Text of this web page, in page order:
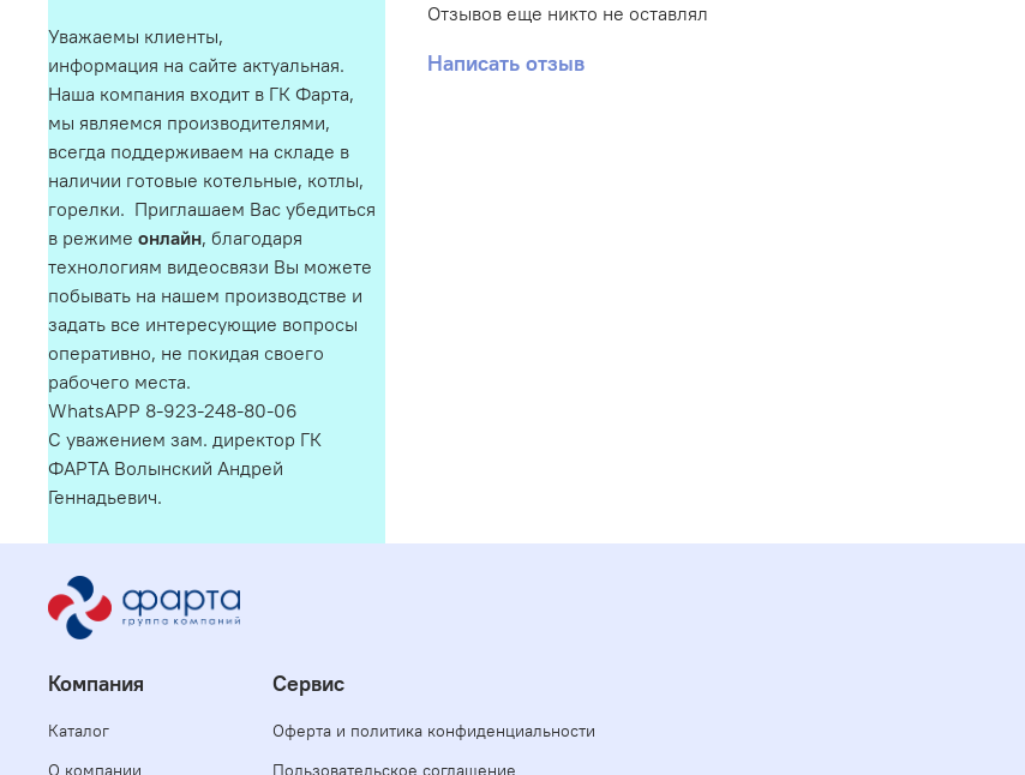
Отзывов еще никто не оставлял
Написать отзыв
Уважаемы клиенты,
информация на сайте актуальная.
Наша компания входит в ГК Фарта,
мы являемся производителями,
всегда поддерживаем на складе в
наличии готовые котельные, котлы,
горелки. Приглашаем Вас убедиться
в режиме онлайн, благодаря
технологиям видеосвязи Вы можете
побывать на нашем производстве и
задать все интересующие вопросы
оперативно, не покидая своего
рабочего места.
WhatsAPP 8-923-248-80-06
С уважением зам. директор ГК
ФАРТА Волынский Андрей
Геннадьевич.
Компания
Каталог
О компании
Сервис
Оферта и политика конфиденциальности
Пользовательское соглашение